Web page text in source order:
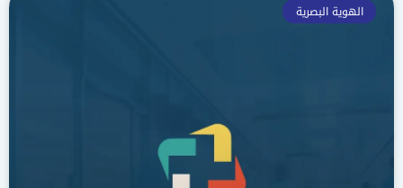
الهوية البصرية